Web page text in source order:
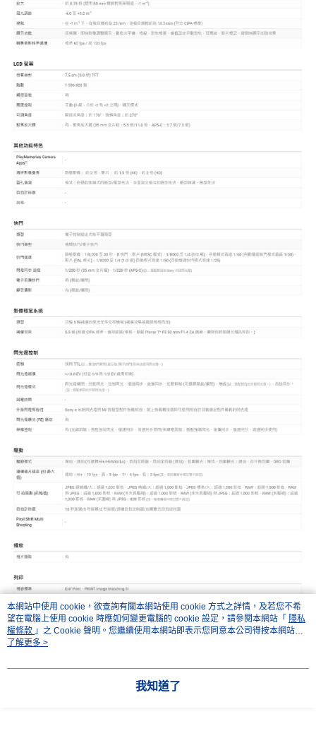
本網站中使用 cookie，欲查詢有關本網站使用 cookie 方式之詳情，及若您不希
望在電腦上使用 cookie 時應如何變更電腦的 cookie 設定，請參閱本網站「 隱私
權條款 」之 Cookie 聲明。您繼續使用本網站即表示您同意本公司得按本網站使
用條款之 Cookie 聲明使用 cookie。
了解更多 >
我知道了